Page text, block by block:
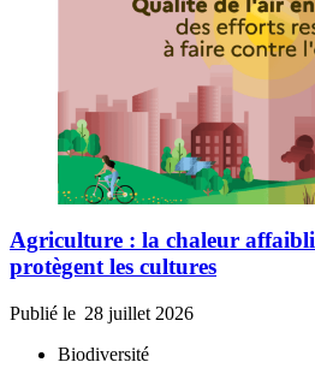
Agriculture : la chaleur
protègent les cultures
Publié le 28 juillet 2026
Biodiversité